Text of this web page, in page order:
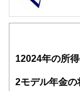
知識
得者を
験者
1 2024年の所
2モデル年金の